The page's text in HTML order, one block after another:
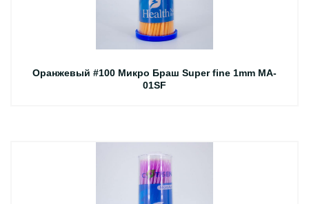
Оранжевый #100 Микро Браш Super fine 1mm MA-
01SF